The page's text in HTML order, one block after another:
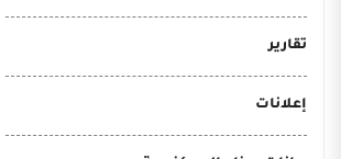
تقارير
إعلانات